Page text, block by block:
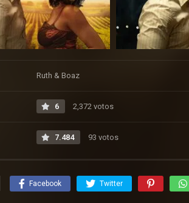
Ruth & Boaz
6 2,372 votos
7.484 93 votos
Facebook Twitter